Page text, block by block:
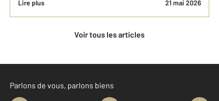
Lire plus 21 mai 2026
Voir tous les articles
Parlons de vous, parlons biens